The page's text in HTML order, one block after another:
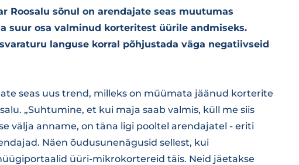
Roosalu sõnul on arendajate seas muutumas
suur osa valminud korteritest üürile andmiseks.
languse korral põhjustada väga negatiivseid
seas uus trend, milleks on müümata jäänud korterite
„Suhtumine, et kui maja saab valmis, küll me siis
välja anname, on täna ligi pooltel arendajatel - eriti
Näen õudusunenägusid sellest, kui
üüri-mikrokortereid täis. Neid jäetakse